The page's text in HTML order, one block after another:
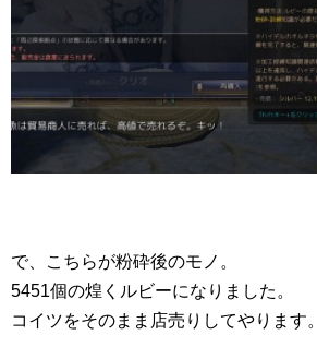
で、こちらが粉砕後のモノ。
5451個の煌くルビーになりました。
コイツをそのまま店売りしてやります。